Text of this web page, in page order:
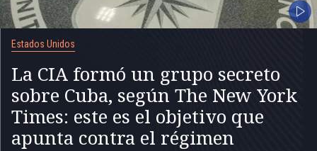
Estados Unidos
La CIA formó un grupo secreto
sobre Cuba, según The New York
Times: este es el objetivo que
apunta contra el régimen